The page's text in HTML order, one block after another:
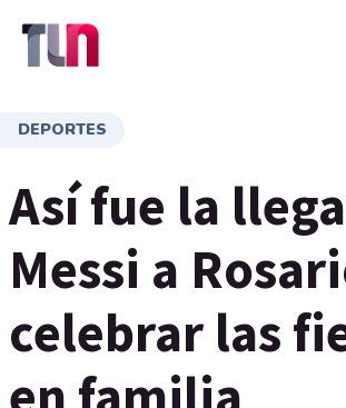
DEPORTES
Así fue la
Messi a
celebrar las